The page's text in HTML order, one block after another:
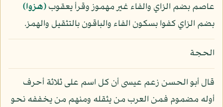
عاصم بضم الزاي والفاء غير مهموز وقرأ يعقوب﴿هزوا﴾
بضم الزاي كفوا بسكون الفاء والباقون بالتثقيل والهمز.
الحجة
قال أبو الحسن زعم عيسى أن كل اسم على ثلاثة أحرف
أوله مضموم فمن العرب من يثقله ومنهم من يخففه نحو